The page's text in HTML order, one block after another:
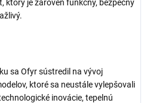
ktorý je zároveň funkčný, bezpečný
sa Ofyr sústredil na vývoj
ktoré sa neustále vylepšovali
inovácie, tepelnú